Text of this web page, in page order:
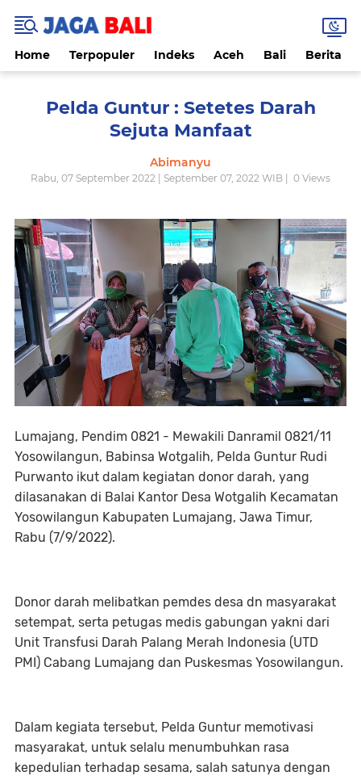
Home Terpopuler Indeks Aceh Bali Berita
Pelda Guntur : Setetes Darah
Sejuta Manfaat
Abimanyu
Rabu, 07 September 2022 | September 07, 2022 WIB | 0 Views
Lumajang, Pendim 0821 - Mewakili Danramil 0821/11
Yosowilangun, Babinsa Wotgalih, Pelda Guntur Rudi
Purwanto ikut dalam kegiatan donor darah, yang
dilasanakan di Balai Kantor Desa Wotgalih Kecamatan
Yosowilangun Kabupaten Lumajang, Jawa Timur,
Rabu (7/9/2022).
Donor darah melibatkan pemdes desa dn masyarakat
setempat, serta petugas medis gabungan yakni dari
Unit Transfusi Darah Palang Merah Indonesia (UTD
PMI) Cabang Lumajang dan Puskesmas Yosowilangun.
Dalam kegiata tersebut, Pelda Guntur memotivasi
masyarakat, untuk selalu menumbuhkan rasa
kepedulian terhadap sesama, salah satunya dengan